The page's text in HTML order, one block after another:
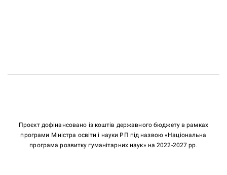
Проєкт дофінансовано із коштів державного бюджету в рамках
програми Міністра освіти і науки РП під назвою «Національна
програма розвитку гуманітарних наук» на 2022-2027 рр.